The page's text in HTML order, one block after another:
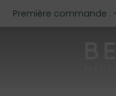
Première commande : -